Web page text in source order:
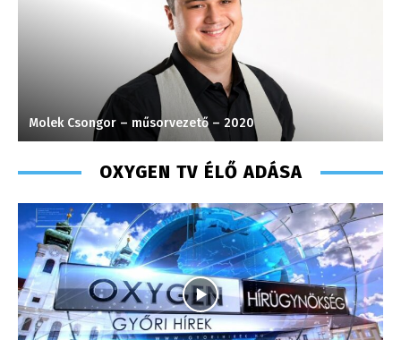
Molek Csongor – műsorvezető – 2020
OXYGEN TV ÉLŐ ADÁSA